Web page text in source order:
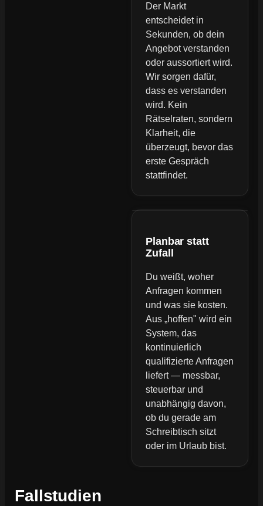
Der Markt
entscheidet in
Sekunden, ob dein
Angebot verstanden
oder aussortiert wird.
Wir sorgen dafür,
dass es verstanden
wird. Kein
Rätselraten, sondern
Klarheit, die
überzeugt, bevor das
erste Gespräch
stattfindet.
Planbar statt
Zufall
Du weißt, woher
Anfragen kommen
und was sie kosten.
Aus „hoffen" wird ein
System, das
kontinuierlich
qualifizierte Anfragen
liefert — messbar,
steuerbar und
unabhängig davon,
ob du gerade am
Schreibtisch sitzt
oder im Urlaub bist.
Fallstudien